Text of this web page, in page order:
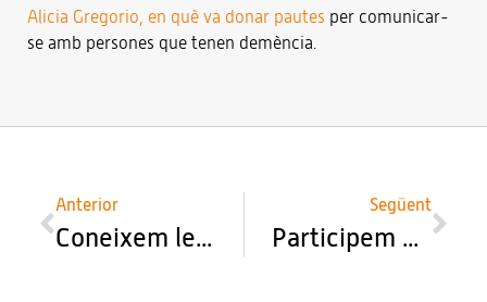
Alicia Gregorio, en què va donar pautes per comunicar-
se amb persones que tenen demència.
Anterior
Coneixem les aplicacions de la realitat virtual en l’abordatge del dolor
Següent
Participem en la Fira d’Ocupació de la Facultat d’Infermeria de la Universitat Rovira i Virgili